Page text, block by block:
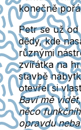
konečně
Petr se už
dědy, kde
různými
zvířátka na
stavbě
otevřel si
Baví mě
něco
opravdu